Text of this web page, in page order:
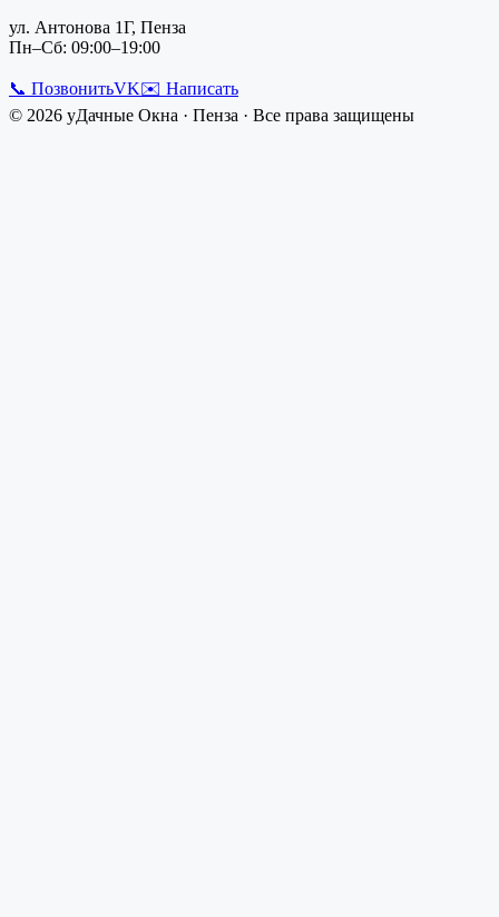
ул. Антонова 1Г, Пенза
Пн–Сб: 09:00–19:00
📞 ПозвонитьVK✉️ Написать
© 2026 уДачные Окна · Пенза · Все права защищены